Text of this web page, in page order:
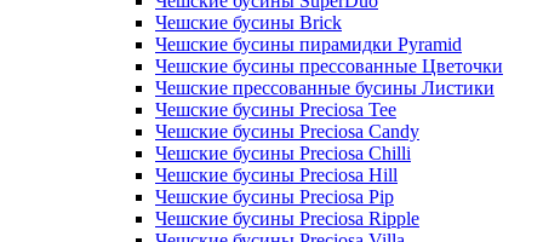
Чешские бусины Brick
Чешские бусины пирамидки Pyramid
Чешские бусины прессованные Цветочки
Чешские прессованные бусины Листики
Чешские бусины Preciosa Tee
Чешские бусины Preciosa Candy
Чешские бусины Preciosa Chilli
Чешские бусины Preciosa Hill
Чешские бусины Preciosa Pip
Чешские бусины Preciosa Ripple